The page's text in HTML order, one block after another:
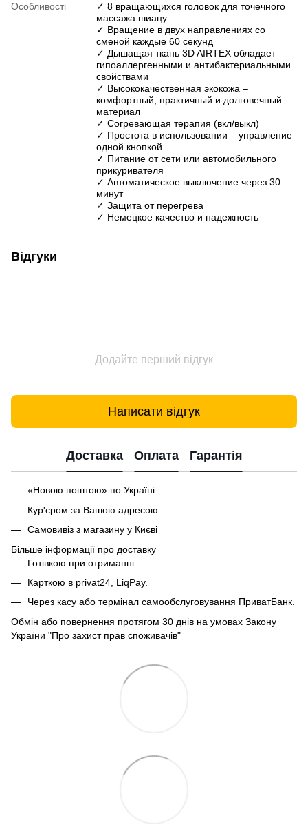
Особливості
✓ 8 вращающихся головок для точечного
массажа шиацу
✓ Вращение в двух направлениях со
сменой каждые 60 секунд
✓ Дышащая ткань 3D AIRTEX обладает
гипоаллергенными и антибактериальными
свойствами
✓ Высококачественная экокожа –
комфортный, практичный и долговечный
материал
✓ Согревающая терапия (вкл/выкл)
✓ Простота в использовании – управление
одной кнопкой
✓ Питание от сети или автомобильного
прикуривателя
✓ Автоматическое выключение через 30
минут
✓ Защита от перегрева
✓ Немецкое качество и надежность
Відгуки
Додайте перший відгук
Написати відгук
Доставка Оплата Гарантія
«Новою поштою» по Україні
Кур'єром за Вашою адресою
Самовивіз з магазину у Києві
Більше інформації про доставку
Готівкою при отриманні.
Карткою в privat24, LiqPay.
Через касу або термінал самообслуговування ПриватБанк.
Обмін або повернення протягом 30 днів на умовах Закону
України "Про захист прав споживачів"